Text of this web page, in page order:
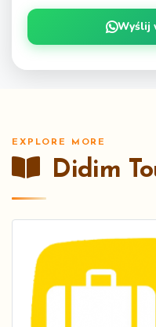
Wyślij
EXPLORE MORE
Didim